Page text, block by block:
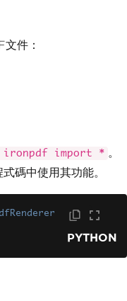
件：
ironpdf import * 。
碼中使用其功能。
PYTHON